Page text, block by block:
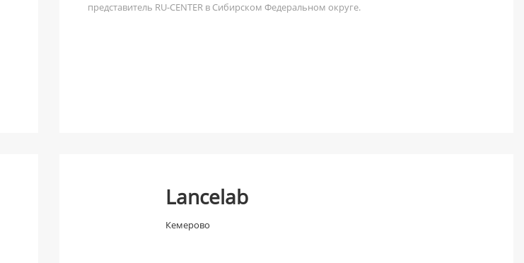
представитель RU-CENTER в Сибирском Федеральном округе.
Lancelab
Кемерово